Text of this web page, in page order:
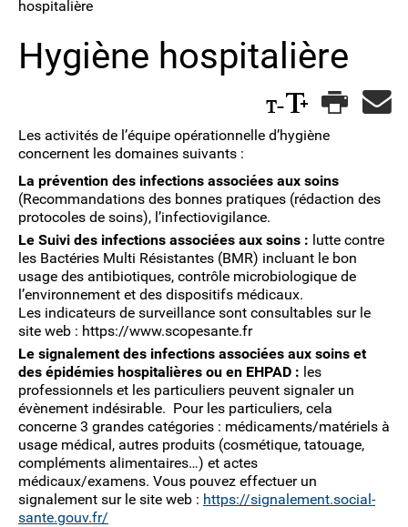
hospitalière
Hygiène hospitalière
Les activités de l’équipe opérationnelle d’hygiène
concernent les domaines suivants :
La prévention des infections associées aux soins
(Recommandations des bonnes pratiques (rédaction des
protocoles de soins), l’infectiovigilance.
Le Suivi des infections associées aux soins : lutte contre
les Bactéries Multi Résistantes (BMR) incluant le bon
usage des antibiotiques, contrôle microbiologique de
l’environnement et des dispositifs médicaux.
Les indicateurs de surveillance sont consultables sur le
site web : https://www.scopesante.fr
Le signalement des infections associées aux soins et
des épidémies hospitalières ou en EHPAD : les
professionnels et les particuliers peuvent signaler un
évènement indésirable. Pour les particuliers, cela
concerne 3 grandes catégories : médicaments/matériels à
usage médical, autres produits (cosmétique, tatouage,
compléments alimentaires…) et actes
médicaux/examens. Vous pouvez effectuer un
signalement sur le site web : https://signalement.social-
sante.gouv.fr/